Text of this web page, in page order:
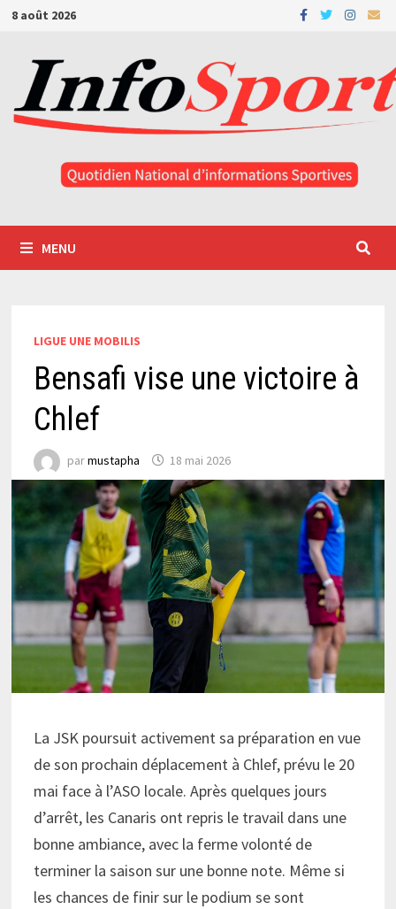
Passer
contenu
8 août 2026
MENU
LIGUE UNE MOBILIS
Bensafi vise une victoire à
Chlef
parmustapha 18 mai 2026
La JSK poursuit activement sa préparation en vue
de son prochain déplacement à Chlef, prévu le 20
mai face à l’ASO locale. Après quelques jours
d’arrêt, les Canaris ont repris le travail dans une
bonne ambiance, avec la ferme volonté de
terminer la saison sur une bonne note. Même si
les chances de finir sur le podium se sont